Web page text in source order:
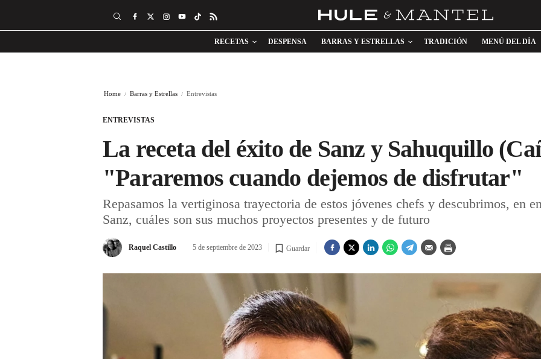
RECETAS DESPENSA BARRAS Y ESTRELLAS TRADICIÓN MENÚ DEL DÍA
Home Barras y Estrellas Entrevistas
ENTREVISTAS
La receta del éxito de Sanz y Sahuquillo
"Pararemos cuando dejemos de disfrutar"
Repasamos la vertiginosa trayectoria de estos jóvenes chefs y descubrimos, en
Sanz, cuáles son sus muchos proyectos presentes y de futuro
Raquel Castillo 5 de septiembre de 2023 Guardar